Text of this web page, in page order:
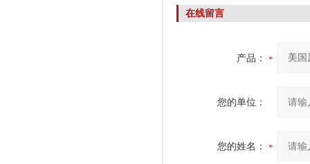
面
在线留言
产品：
您的单位：
您的姓名：